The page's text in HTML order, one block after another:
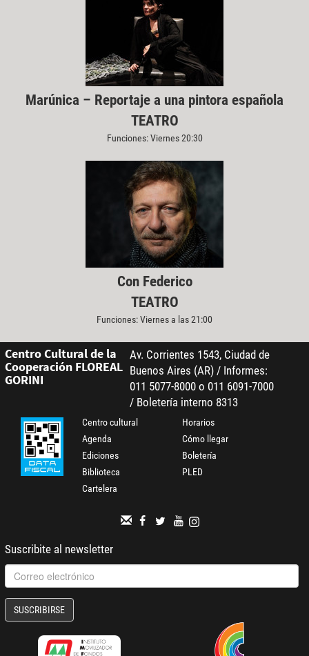
Marúnica – Reportaje a una pintora española
TEATRO
Funciones: Viernes 20:30
Con Federico
TEATRO
Funciones: Viernes a las 21:00
Centro Cultural de la
Cooperación FLOREAL
GORINI
Av. Corrientes 1543, Ciudad de
Buenos Aires (AR) / Informes:
011 5077-8000 o 011 6091-7000
/ Boletería interno 8313
Centro cultural
Agenda
Ediciones
Biblioteca
Cartelera
Horarios
Cómo llegar
Boletería
PLED
Suscribite al newsletter
SUSCRIBIRSE